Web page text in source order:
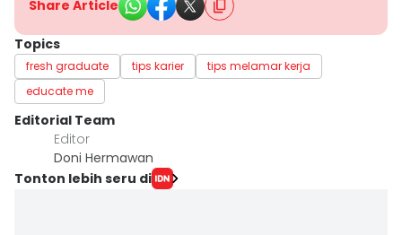
Share Article
Topics
fresh graduate tips karier
tips melamar kerja
educate me
Editorial Team
Editor
Doni Hermawan
Tonton lebih seru di